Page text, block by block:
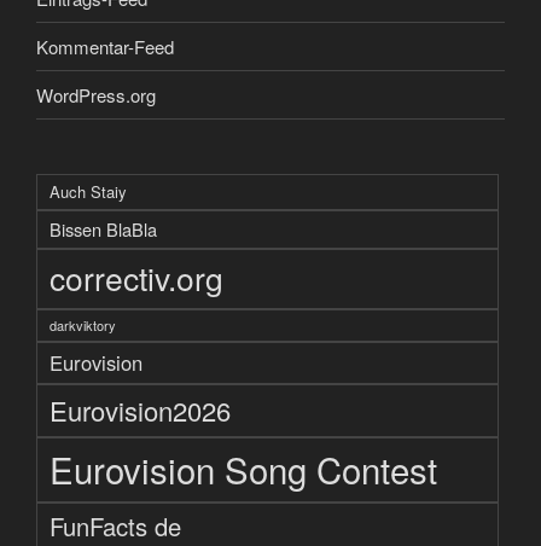
Kommentar-Feed
WordPress.org
Auch Staiy
Bissen BlaBla
correctiv.org
darkviktory
Eurovision
Eurovision2026
Eurovision Song Contest
FunFacts de